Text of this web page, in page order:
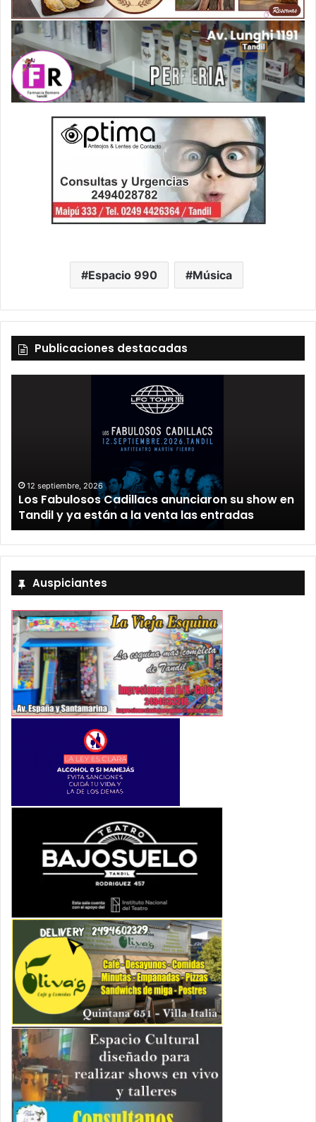
Espacio 990 Música
Publicaciones destacadas
12 septiembre, 2026
Los Fabulosos Cadillacs anunciaron su show en
Tandil y ya están a la venta las entradas
Auspiciantes